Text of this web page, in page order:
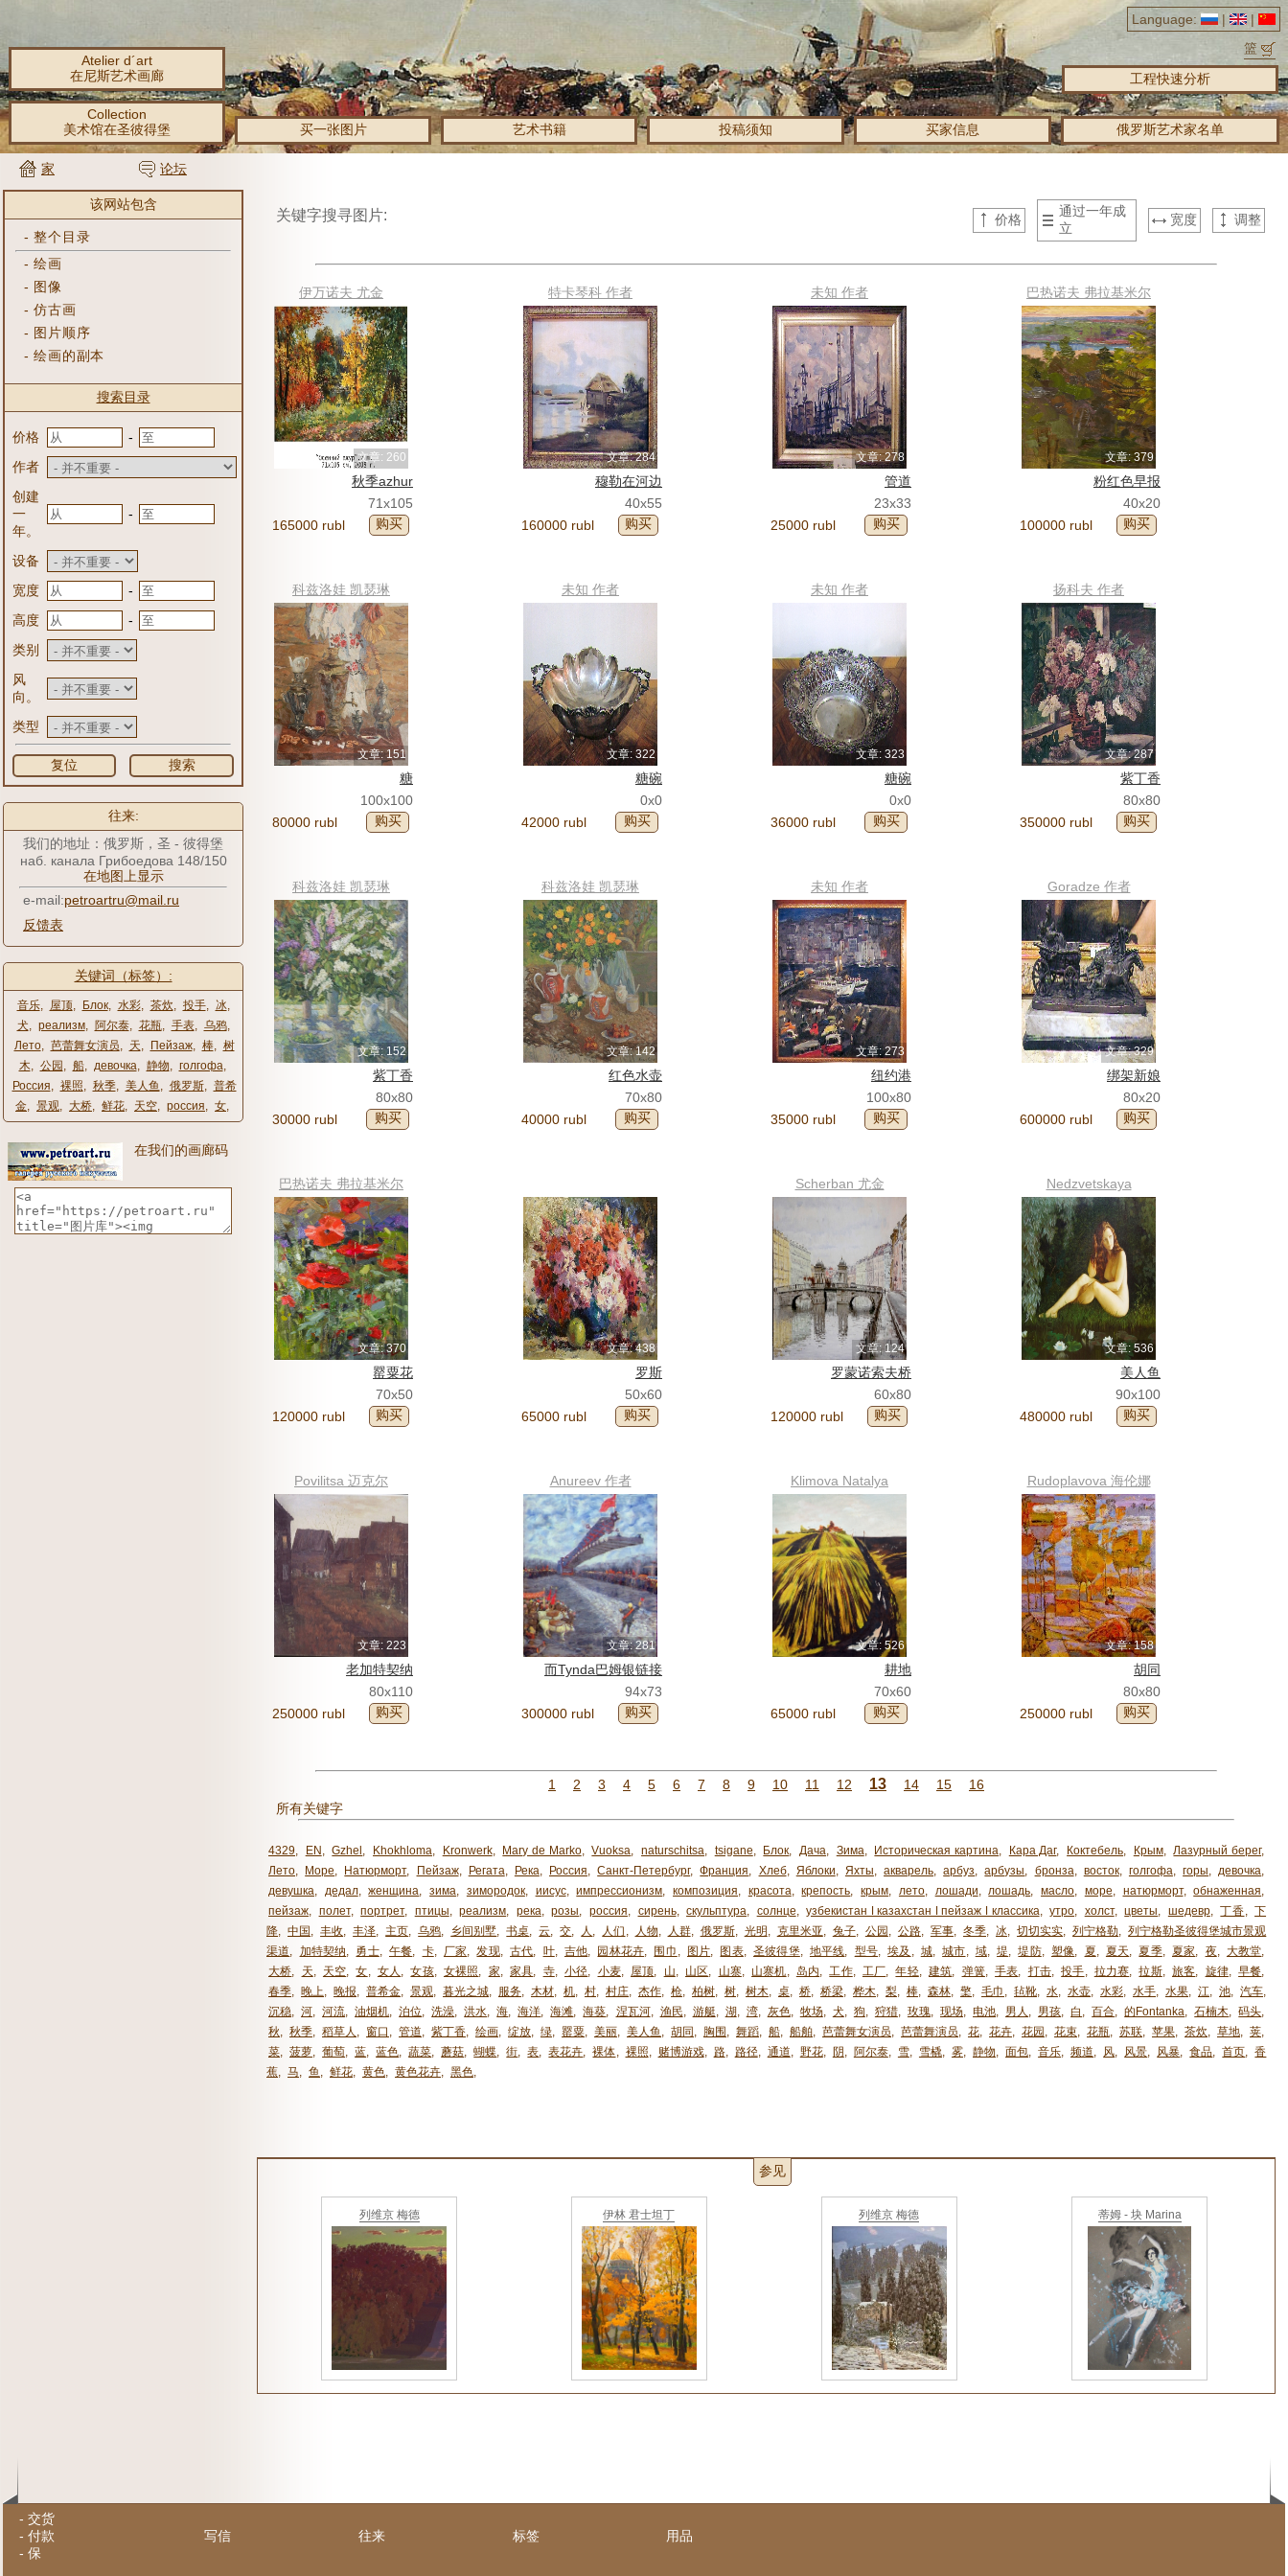
Language: |
|
篮
Atelier d´art
在尼斯艺术画廊
工程快速分析
Collection
美术馆在圣彼得堡
买一张图片 艺术书籍 投稿须知 买家信息 俄罗斯艺术家名单
家 论坛
该网站包含
-整个目录
-绘画
- 图像
-仿古画
- 图片顺序
-绘画的副本
搜索目录
价格
-
作者
创建
一
年。
-
设备
宽度
-
高度
-
类别
风
向。
类型
复位 搜索
往来:
我们的地址：俄罗斯，圣 - 彼得堡
наб. канала Грибоедова 148/150
在地图上显示
e-mail:petroartru@mail.ru
反馈表
关键词（标签）:
音乐, 屋顶, Блок, 水彩, 茶炊, 投手, 冰,
犬, реализм, 阿尔泰, 花瓶, 手表, 乌鸦,
Лето, 芭蕾舞女演员, 天, Пейзаж, 棒, 树
木, 公园 , 船, девочка, 静物, голгофа,
Россия, 裸照, 秋季, 美人鱼 , 俄罗斯, 普希
金, 景观, 大桥, 鲜花, 天空, россия, 女,
在我们的画廊码
关键字搜寻图片: 价格
通过一年成
立
宽度 调整
伊万诺夫 尤金
文章: 260
秋季azhur
71x105
165000 rubl
购买
特卡琴科 作者
文章: 284
穆勒在河边
40x55
160000 rubl
购买
未知 作者
文章: 278
管道
23x33
25000 rubl
购买
巴热诺夫 弗拉基米尔
文章: 379
粉红色早报
40x20
100000 rubl
购买
科兹洛娃 凯瑟琳
文章: 151
糖
100x100
80000 rubl
购买
未知 作者
文章: 322
糖碗
0x0
42000 rubl
购买
未知 作者
文章: 323
糖碗
0x0
36000 rubl
购买
扬科夫 作者
文章: 287
紫丁香
80x80
350000 rubl
购买
科兹洛娃 凯瑟琳
文章: 152
紫丁香
80x80
30000 rubl
购买
科兹洛娃 凯瑟琳
文章: 142
红色水壶
70x80
40000 rubl
购买
未知 作者
文章: 273
纽约港
100x80
35000 rubl
购买
Goradze 作者
文章: 329
绑架新娘
80x20
600000 rubl
购买
巴热诺夫 弗拉基米尔
文章: 370
罂粟花
70x50
120000 rubl
购买
文章: 438
罗斯
50x60
65000 rubl
购买
Scherban 尤金
文章: 124
罗蒙诺索夫桥
60x80
120000 rubl
购买
Nedzvetskaya
Alexandra
文章: 536
美人鱼
90x100
480000 rubl
购买
Povilitsa 迈克尔
文章: 223
老加特契纳
80x110
250000 rubl
购买
Anureev 作者
文章: 281
而Tynda巴姆银链接
94x73
300000 rubl
购买
Klimova Natalya
文章: 526
耕地
70x60
65000 rubl
购买
Rudoplavova 海伦娜
文章: 158
胡同
80x80
250000 rubl
购买
1 2 3 4 5 6 7 8 9 10 11 12 13 14 15
16
所有关键字
4329, EN , Gzhel , Khokhloma, Kronwerk, Mary de Marko, Vuoksa, naturschitsa, tsigane, Блок, Дача, Зима, Историческая картина, Кара Даг, Коктебель, Крым, Лазурный берег,
Лето, Море, Натюрморт, Пейзаж, Регата, Река, Россия, Санкт-Петербург, Франция, Хлеб, Яблоки, Яхты, акварель, арбуз, арбузы, бронза, восток, голгофа, горы, девочка,
девушка, дедал, женщина, зима, зимородок, иисус, импрессионизм, композиция, красота, крепость, крым, лето, лошади, лошадь, масло, море, натюрморт, обнаженная,
пейзаж, полет, портрет, птицы, реализм, река, розы, россия, сирень, скульптура, солнце, узбекистан ǀ казахстан ǀ пейзаж ǀ классика, утро, холст, цветы, шедевр, 丁香, 下
降, 中国 , 丰收, 丰泽, 主页, 乌鸦, 乡间别墅, 书桌, 云, 交, 人 , 人们 , 人物, 人群, 俄罗斯, 光明 , 克里米亚, 兔子, 公园 , 公路, 军事, 冬季, 冰, 切切实实, 列宁格勒, 列宁格勒圣彼得堡城市景观
渠道, 加特契纳, 勇士, 午餐, 卡, 厂家, 发现, 古代, 叶, 吉他, 园林花卉, 围巾 , 图片, 图表, 圣彼得堡, 地平线, 型号, 埃及 , 城, 城市, 域, 堤, 堤防, 塑像, 夏, 夏天, 夏季, 夏家, 夜, 大教堂,
大桥, 天, 天空, 女, 女人 , 女孩, 女裸照, 家, 家具, 寺, 小径, 小麦, 屋顶, 山, 山区, 山寨, 山寨机, 岛内, 工作, 工厂, 年轻, 建筑, 弹簧, 手表, 打击, 投手, 拉力赛, 拉斯, 旅客, 旋律, 早餐,
春季, 晚上, 晚报, 普希金, 景观, 暮光之城, 服务, 木材, 机, 村, 村庄, 杰作, 枪, 柏树, 树, 树木, 桌, 桥, 桥梁, 桦木, 梨, 棒, 森林, 檠, 毛巾 , 毡靴, 水, 水壶, 水彩, 水手, 水果, 江, 池, 汽车,
沉稳, 河, 河流, 油烟机, 泊位, 洗澡, 洪水, 海, 海洋, 海滩, 海葵, 涅瓦河, 渔民, 游艇, 湖, 湾, 灰色, 牧场, 犬, 狗, 狩猎, 玫瑰, 现场, 电池, 男人 , 男孩, 白 , 百合, 的Fontanka, 石楠木, 码头,
秋, 秋季, 稻草人 , 窗口 , 管道, 紫丁香, 绘画, 绽放, 绿, 罂粟, 美丽, 美人鱼 , 胡同 , 胸围 , 舞蹈, 船, 船舶, 芭蕾舞女演员, 芭蕾舞演员, 花, 花卉, 花园 , 花束, 花瓶, 苏联, 苹果, 茶炊, 草地, 荚,
菜, 菠萝, 葡萄, 蓝, 蓝色, 蔬菜, 蘑菇, 蝴蝶, 街, 表, 表花卉, 裸体, 裸照, 赌博游戏, 路, 路径, 通道, 野花, 阴 , 阿尔泰, 雪, 雪橇, 雾, 静物, 面包, 音乐, 频道, 风, 风景, 风暴, 食品, 首页, 香
蕉, 马, 鱼 , 鲜花, 黄色, 黄色花卉, 黑色,
参见
列维京 梅德 伊林 君士坦丁 列维京 梅德 蒂姆 - 块 Marina
- 交货
- 付款
- 保
写信 往来 标签 用品